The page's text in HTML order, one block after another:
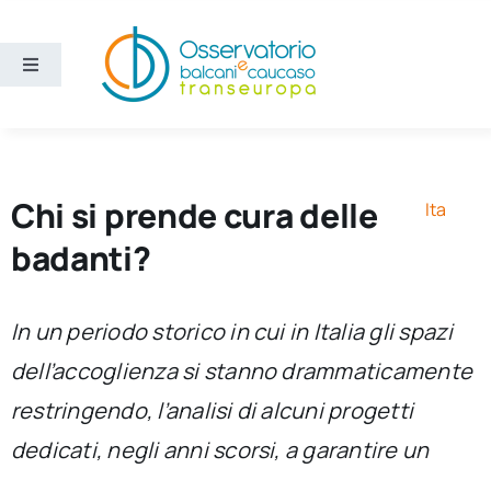
contenuto
Toggle
Ricerca e divulgazione
Sezioni
Chi siamo
Chi si prende cura delle
badanti?
Ita
In un periodo storico in cui in Italia gli spazi
dell’accoglienza si stanno drammaticamente
restringendo, l’analisi di alcuni progetti
dedicati, negli anni scorsi, a garantire un